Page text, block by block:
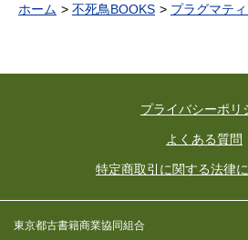
ホーム 不死鳥BOOKS プラグマテ
プライバシーポリ
よくある質問
特定商取引に関する法律
東京都古書籍商業協同組合